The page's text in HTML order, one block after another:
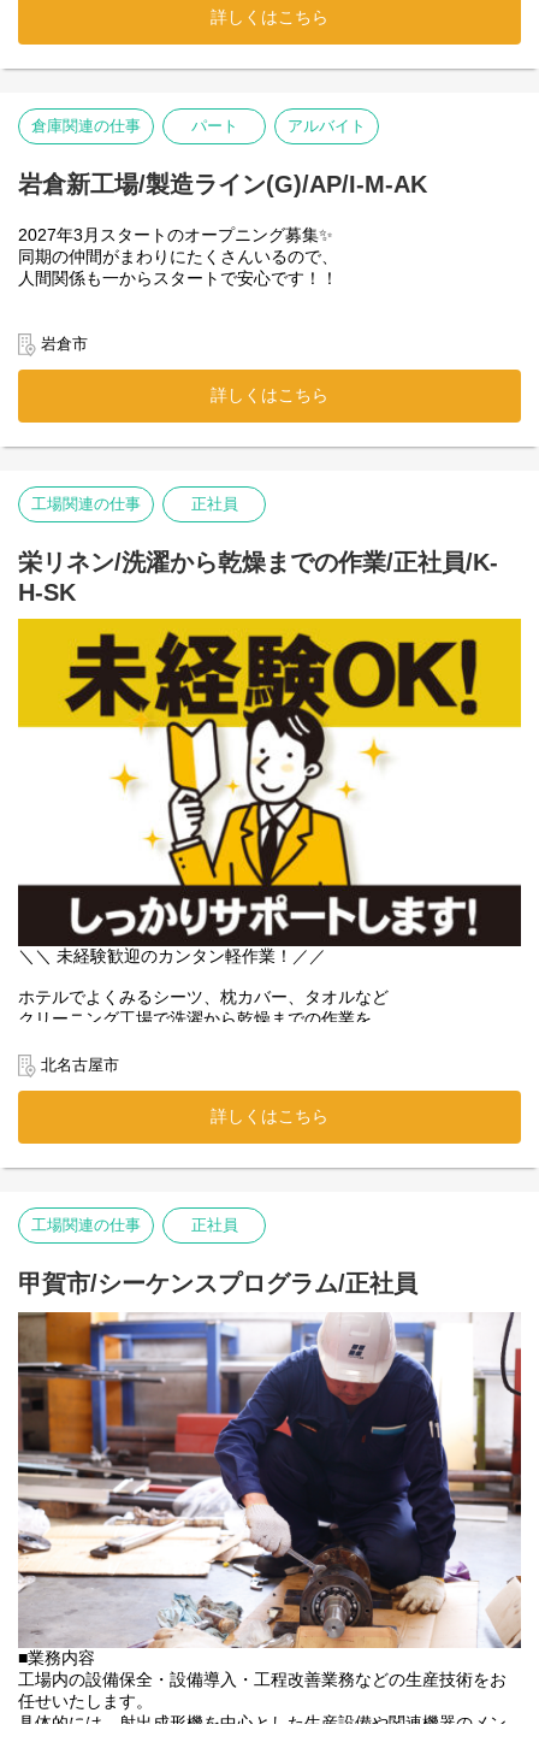
基本的にはオンラインで実施いたします。
面談日程は、皆さまのご希望に応じて調整いたしますので
平日の１０時頃～１９時の間で、３０分ほどご都合のいい日程を
50名程度の従業員が働いています。
＝＝＝＝＝＝＝＝＝＝＝＝＝＝＝＝＝＝＝＝＝
【将来のキャリアイメージ】
これまでの経験・能力・人柄・適性を総合的に評価し、
スタート時の役職（副工場長や上席係長など）を決定します。
【キャリアアップの目安】
・半年〜2年後：管理職へ
・5〜10年後 ：工場長へ
・10〜15年後：工場長へ
＜応募理由は問いません！＞
「家が近いから」「なんか気になったから」
応募理由はなんでもOK！
肩肘の力を抜いてざっくばらんに
お話ができればと思います。
【カジュアル面談実施中！】
選考ではなく、気楽にお話しできる
カジュアル面談を実施しております。
応募を検討していただく中で、
「仕事内容」「勤務条件」「勤務環境」など
気になる事があれば、
お気軽に下記よりカジュアル面談へお申し込みください。
応募するかどうかはお話を聞いて頂いた後に
決めていただいてOKです！
＜申し込み方法＞
カジュアル面談ご希望の方は以下のURLよりお申し込みくださ
https://www.cpr-net.jp/recruit/casual_meeting/
基本的にはオンラインで実施いたします。
面談日程は、皆さまのご希望に応じて調整いたしますので
平日の１０時頃～１９時の間で、
３０分ほどご都合のいい日程をお知らせください。
・安定した正社員として働きたい
・体を動かす仕事がしたい
・自分のペースでコツコツ働きたい
「未経験からしっかり稼ぎたい」
「働きやすさも大事にしたい」
＝＝＝＝＝＝＝＝＝＝＝＝＝＝＝＝＝＝＝＝
応募前の不安は「SNS＆動画」でスッキリ解消！
動画と写真で分かりやすく発信しています。
ぜひのぞいてみてくださいね✨
詳しい雰囲気等知りたい方は
こちらの動画をご覧ください↓
https://youtu.be/ZpCPG0oTKhI
✅【Instagram】
スタッフの日常や裏側の雰囲気をのぞき見！
＜よくある質問＞
A：資格取得支援制度があり、
全額会社負担で取得可能です。
Q：お昼休憩は皆さんどうされていますか？
A：1食500円程度で仕出し弁当を注文可能です！
Q：どのくらいの年齢層の方が働いていますか？
A：平均年齢は46歳で
50名程度の従業員が働いています。
＝＝＝＝＝＝＝＝＝＝＝＝＝＝＝＝＝＝＝＝
【将来のキャリアイメージ】
工場長や他拠点の事業所長へのステップアップを大いに歓迎！
これまでの経験・能力・人柄・適性を総合的に評価し、
スタート時の役職（副工場長や上席係長など）を決定します。
実績次第で早期のキャリアアップも可能です。
【キャリアアップの目安】
◆ 経験者の場合（中小企業での実務経験者）
・半年〜2年後：管理職へ
◆ 未経験者の場合
・10〜15年後：工場長へ
＜応募理由は問いません！＞
「家が近いから」「なんか気になったから」
前向きな頑張る気持ちがあれば
応募理由はなんでもOK！
肩肘の力を抜いてざっくばらんに
お話ができればと思います。
【カジュアル面談実施中！】
選考ではなく、気楽にお話しできる
カジュアル面談を実施しております。
応募を検討していただく中で、
「仕事内容」「勤務条件」「勤務環境」など
気になる事があれば、
お気軽に下記よりカジュアル面談へお申し込みください。
応募するかどうかはお話を聞いて頂いた後に
決めていただいてOKです！
＜申し込み方法＞
カジュアル面談ご希望の方は以下のURLよりお申し込みくださ
い。
https://www.cpr-net.jp/recruit/casual_meeting/
＜実施方法・時間＞
基本的にはオンラインで実施いたします。
面談日程は、皆さまのご希望に応じて調整いたしますので
平日の１０時頃～１９時の間で、
３０分ほどご都合のいい日程をお知らせください。
（※原料は重くて20kgほど）
【ここが推しポイント！】
⭐無理なく働ける安心の環境！
10:00〜（10分）、
12:00〜（40分）、
1日計1時間の休憩時間がしっかり決まっています！
それ以外の時間でも、
お手洗いや水分補給には
⭐未経験からプロへ！
約半年の充実した教育期間あり
「製造の仕事は初めて…」
長い目で徹底してサポートする体制なので
安心してくださいね♪
⭐残業はほぼゼロ！
夕方以降は自分の時間に✨
既存スタッフは残業なしの定時退社で推移！
20代の若手から50代のミドル層まで、
体力的にも無理なく、
規則正しい生活を送りながら
正社員として長く安定して働けます♪
⭐ドラッグストアで
「あ、これ僕が作ったやつだ！」
と思える誇り！！！
手がけるのは誰もが知る、
有名メーカーのシャンプーやボディソープ等！
世に出る前の新商品にいち早く携われる楽しさがあり、
店頭に並んでいるのを見かけたときは
大きなやりがいと誇りを感じられます✨
========================
⭐快適すぎる休憩室を完備
テレビ、机、椅子をしっかり完備！
座席は完全自由なので、
お気に入りの場所で
気兼ねなくリラックスできます！
1人の時間を楽しむのも、
⭐便利な「仕出し弁当」あり
「毎日お弁当を作るのは大変…」
という方に大好評の仕出し弁当が利用可能♪
手軽に美味しいランチが食べられるので、
既婚者さんから一人暮らしの方まで
幅広く喜ばれています！
⭐プライバシー＆防犯も万全の更衣室
更衣室はしっかりと男女別。
さらに、1人に1つ
「鍵付きの個人ロッカー」を支給します！
貴重品や着替えの管理も安心なので、
出退勤時も快適です✨
========================
2027年3月スタートのオープニング募集なので、
上下関係もなく、同期の仲間と一緒に
イチからスタートできる居心地の良さが魅力です✨
【オープン前研修あり】
オープン前でも入社OK！既存の岩倉工場で
オープン前研修を実施するので、
安心してオープニングを迎えられます♪
手元の空の容器が減ってきたら補充
ラインに並べた容器には、機械が自動で充填するため、
専門的な知識は不要で、覚えることは少ないです。
できあがった製品も機械がダンボールに梱包してくれるので
力仕事もほとんどありません。
冷暖房完備の衛生エリアで、モクモクと作業に取り組めますよ✨
「正社員として安定したいけど、
工場の仕事は初めて…」という方も安心してください！
入社後は、仕事の流れやコツを
先輩スタッフがイチから丁寧にレクチャーします！
【居心地バツグンの好環境環境✨】
冷暖房の効いた快適な休憩室には、
テレビ、机、椅子をしっかり完備！
座席は完全自由なので、
お気に入りの場所で
気兼ねなくリラックスできます！
仲間と談笑するのも自由です♪
⭐便利な「仕出し弁当」あり
「毎日お弁当を作るのは大変…」
「コンビニに買いに行くのが面倒…」
という方に大好評の仕出し弁当が利用可能♪
手軽に美味しいランチが食べられるので、
既婚者さんから一人暮らしの方まで
幅広く喜ばれています！
⭐プライバシー＆防犯も万全の更衣室
更衣室はしっかりと男女別。
さらに、1人に1つ
「鍵付きの個人ロッカー」を支給します！
貴重品や着替えの管理も安心なので、
出退勤時も快適です✨
========================
上下関係もなく、同期の仲間と一緒に
イチからスタートできる居心地の良さが魅力です✨
11月から既存の岩倉工場で
＜応募理由は問いません！＞
「家が近いから」「なんか気になったから」
応募理由はなんでもOK！
肩肘の力を抜いてざっくばらんに
お話ができればと思います。
【まずはお気軽にお話ししませんか？】
「ちょっと話を聞いてみたい」
「職場の雰囲気をもっと知りたい」という方も大歓迎です！
採用担当の奥田が丁寧に対応いたします。
担当： 奥田
携帯： 090-5620-0273
（「求人の件で」とお気軽にお電話ください！）
E-mail： okuda@cpr-net.jp
詳しくはこちら
倉庫関連の仕事 パート アルバイト
岩倉新工場/製造ライン(G)/AP/I-M-AK
2027年3月スタートのオープニング募集✨
同期の仲間がまわりにたくさんいるので、
人間関係も一からスタートで安心です！！
「工場ワーク＝暑い・寒い」
のイメージを覆す快適な環境！
キレイな職場で気持ちよく働けます。
手順通りに進めるだけのカンタン作業♪
⭐人柄重視の大量募集！
職歴やこれまでの経験・資格は一切不問。
幅広い世代が未経験から活躍できる
そんな環境を整えています♪
【お仕事内容】
新しくオープンするシャンプー製造工場にて、
ラインでの軽作業をお任せします。
難しい機械の操作や、複雑な工程は一切ありません！
空の容器をラインにキレイに並べる
充填された製品に、キズやズレがないか目視で確認
✅補充
手元の空の容器が減ってきたら補充
基本的に機械にほとんどおまかせ！
専門的な知識は不要で、覚えることは少ないです。
できあがった製品も機械がダンボールに梱包してくれるので
冷暖房完備の衛生エリアで、モクモクと作業に取り組めますよ✨
「工場の仕事は初めて…」
「久しぶりのお仕事復帰で不安…」という方も大歓迎！
お仕事の流れやちょっとしたコツは、
オープニング募集なので、
みんなで一緒に成長していける居心地の良い職場です！
========================
【居心地バツグンの好環境環境✨】
⭐快適すぎる休憩室を完備
冷暖房の効いた快適な休憩室には、
テレビ、机、椅子をしっかり完備！
座席は完全自由なので、
お気に入りの場所で
気兼ねなくリラックスできます！
1人の時間を楽しむのも、
仲間と談笑するのも自由です♪
⭐便利な「仕出し弁当」あり
「毎日お弁当を作るのは大変…」
「コンビニに買いに行くのが面倒…」
という方に大好評の仕出し弁当が利用可能♪
手軽に美味しいランチが食べられるので、
既婚者さんから一人暮らしの方まで
幅広く喜ばれています！
⭐プライバシー＆防犯も万全の更衣室
更衣室はしっかりと男女別。
岩倉市
詳しくはこちら
工場関連の仕事 正社員
栄リネン/洗濯から乾燥までの作業/正社員/K-
H-SK
＼＼ 未経験歓迎のカンタン軽作業！／／
ホテルでよくみるシーツ、枕カバー、タオルなど
クリーニング工場で洗濯から乾燥までの作業を
未経験でも全く問題なしの軽作業ワークですよ。
回収したシーツ、枕カバー、タオルなどを仕分け
↓
仕分けした種類毎に洗濯機に投入
洗濯後は折りたたみ機にセット！
↓
ボタンをポチッ！
機械がきれいに畳んでくれます。
↓
畳まれた製品をカートに収納して完成♪
どなたでも無理なくできる簡単作業です！
◆この作業の繰り返し！シンプルで覚えやすいので安心！
◆もちろん作業はイチからしっかり教えます！
◆男女ともに大歓迎♪女性が多数活躍中です！
＝＝＝＝＝＝＝＝＝＝＝＝＝＝＝＝＝＝＝＝＝＝
【ハローワークでお仕事を探してる方も大歓迎！】
まずは、なんでもお気軽にお問い合わせください。
働き方や仕事内容の相談にものりますよ。
ご応募→こちらよりご連絡→面接、スピーディに対応！
面接から、最短2週間で入社も可能です！
北名古屋市
詳しくはこちら
工場関連の仕事 正社員
甲賀市/シーケンスプログラム/正社員
■業務内容
工場内の設備保全・設備導入・工程改善業務などの生産技術をお
任せいたします。
具体的には、射出成形機を中心とした生産設備や関連機器のメン